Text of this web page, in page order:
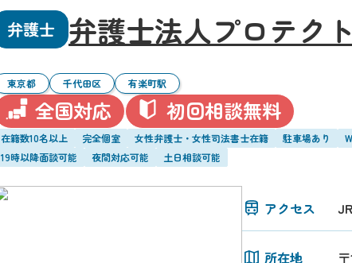
弁護士 弁護士法人プロテク
東京都 千代田区 有楽町駅
全国対応 初回相談無料
在籍数10名以上 完全個室 女性弁護士・女性司法書士在籍 駐車場あり
19時以降面談可能
夜間対応可能 土日相談可能
アクセス
所在地